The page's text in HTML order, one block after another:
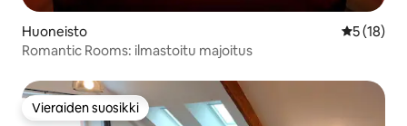
Huoneisto
5 (18)
Romantic Rooms: ilmastoitu majoitus
Vieraiden suosikki
Vieraiden suosikki